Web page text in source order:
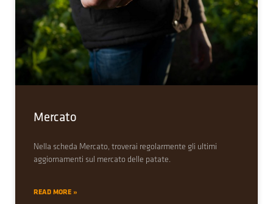
Mercato
Nella scheda Mercato, troverai regolarmente gli ultimi
aggiornamenti sul mercato delle patate.
READ MORE »